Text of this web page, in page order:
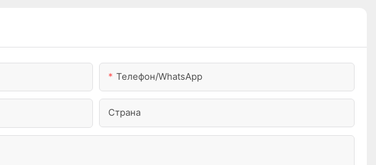
Телефон/WhatsApp
Страна